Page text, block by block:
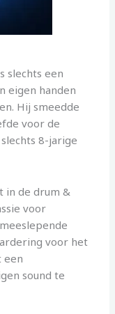
slechts een
eigen handen
Hij smeedde
voor de
8-jarige
in de drum &
voor
voor het
een
sound te